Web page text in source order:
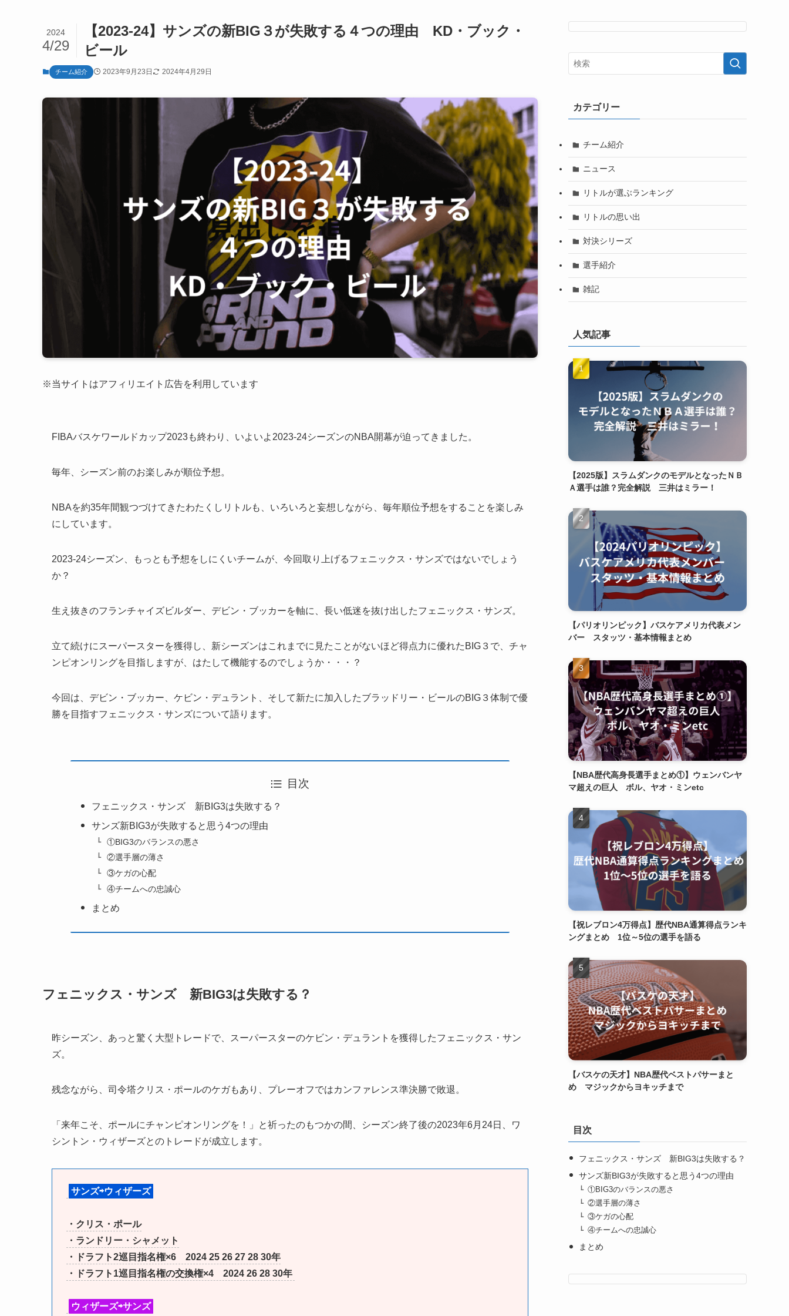
【2023-24】サンズの新BIG３が失敗する４つの理由 KD・ブック・
ビール
2024
4/29
チーム紹介 2023年9月23日 2024年4月29日
※当サイトはアフィリエイト広告を利用しています
FIBAバスケワールドカップ2023も終わり、いよいよ2023-24シーズンのNBA開幕が迫ってきました。
毎年、シーズン前のお楽しみが順位予想。
NBAを約35年間観つづけてきたわたくしリトルも、いろいろと妄想しながら、毎年順位予想をすることを楽しみ
にしています。
2023-24シーズン、もっとも予想をしにくいチームが、今回取り上げるフェニックス・サンズではないでしょう
か？
生え抜きのフランチャイズビルダー、デビン・ブッカーを軸に、長い低迷を抜け出したフェニックス・サンズ。
立て続けにスーパースターを獲得し、新シーズンはこれまでに見たことがないほど得点力に優れたBIG３で、チャ
ンピオンリングを目指しますが、はたして機能するのでしょうか・・・？
今回は、デビン・ブッカー、ケビン・デュラント、そして新たに加入したブラッドリー・ビールのBIG３体制で優
勝を目指すフェニックス・サンズについて語ります。
目次
フェニックス・サンズ 新BIG3は失敗する？
サンズ新BIG3が失敗すると思う4つの理由
①BIG3のバランスの悪さ
②選手層の薄さ
③ケガの心配
④チームへの忠誠心
まとめ
フェニックス・サンズ 新BIG3は失敗する？
昨シーズン、あっと驚く大型トレードで、スーパースターのケビン・デュラントを獲得したフェニックス・サン
ズ。
残念ながら、司令塔クリス・ポールのケガもあり、プレーオフではカンファレンス準決勝で敗退。
「来年こそ、ポールにチャンピオンリングを！」と祈ったのもつかの間、シーズン終了後の2023年6月24日、ワ
シントン・ウィザーズとのトレードが成立します。
サンズ⇨ウィザーズ
・クリス・ポール
・ランドリー・シャメット
・ドラフト2巡目指名権×6 2024 25 26 27 28 30年
・ドラフト1巡目指名権の交換権×4 2024 26 28 30年
ウィザーズ⇨サンズ
カテゴリー
チーム紹介
ニュース
リトルが選ぶランキング
リトルの思い出
対決シリーズ
選手紹介
雑記
人気記事
【2025版】スラムダンクのモデルとなったＮＢ
Ａ選手は誰？完全解説 三井はミラー！
【パリオリンピック】バスケアメリカ代表メン
バー スタッツ・基本情報まとめ
【NBA歴代高身長選手まとめ①】ウェンバンヤ
マ超えの巨人 ボル、ヤオ・ミンetc
【祝レブロン4万得点】歴代NBA通算得点ランキ
ングまとめ 1位～5位の選手を語る
【バスケの天才】NBA歴代ベストパサーまと
め マジックからヨキッチまで
目次
フェニックス・サンズ 新BIG3は失敗する？
サンズ新BIG3が失敗すると思う4つの理由
①BIG3のバランスの悪さ
②選手層の薄さ
③ケガの心配
④チームへの忠誠心
まとめ